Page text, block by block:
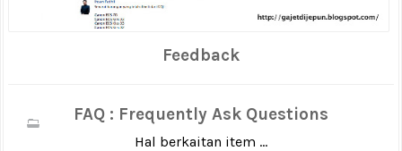
Feedback
FAQ : Frequently Ask Questions
Hal berkaitan item ...